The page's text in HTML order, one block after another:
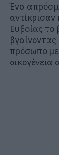
Ένα
αντίκρισαν
Ευβοίας το
πρόσωπο
οικογένεια